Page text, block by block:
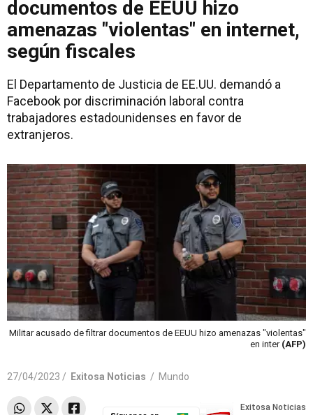
documentos de EEUU hizo
amenazas "violentas" en internet,
según fiscales
El Departamento de Justicia de EE.UU. demandó a
Facebook por discriminación laboral contra
trabajadores estadounidenses en favor de
extranjeros.
Militar acusado de filtrar documentos de EEUU hizo amenazas "violentas"
en inter (AFP)
27/04/2023 / Exitosa Noticias / Mundo